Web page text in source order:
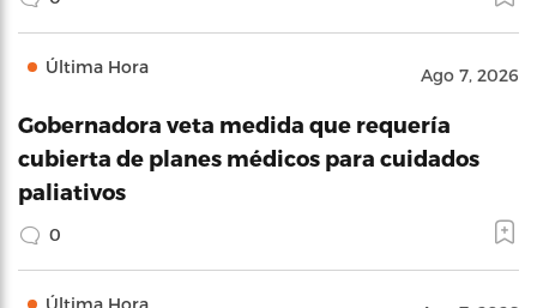
Última Hora Ago 7, 2026
Gobernadora veta medida que requería
cubierta de planes médicos para cuidados
paliativos
0
Última Hora